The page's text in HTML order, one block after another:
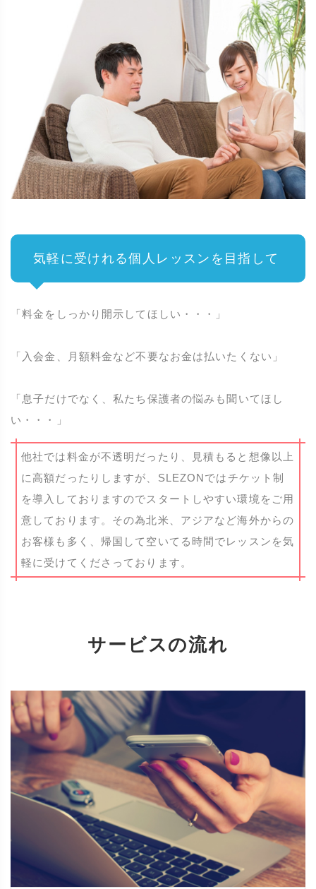
気軽に受けれる個人レッスンを目指して
「料金をしっかり開示してほしい・・・」
「入会金、月額料金など不要なお金は払いたくない」
「息子だけでなく、私たち保護者の悩みも聞いてほし
い・・・」
他社では料金が不透明だったり、見積もると想像以上
に高額だったりしますが、SLEZONではチケット制
を導入しておりますのでスタートしやすい環境をご用
意しております。その為北米、アジアなど海外からの
お客様も多く、帰国して空いてる時間でレッスンを気
軽に受けてくださっております。
サービスの流れ